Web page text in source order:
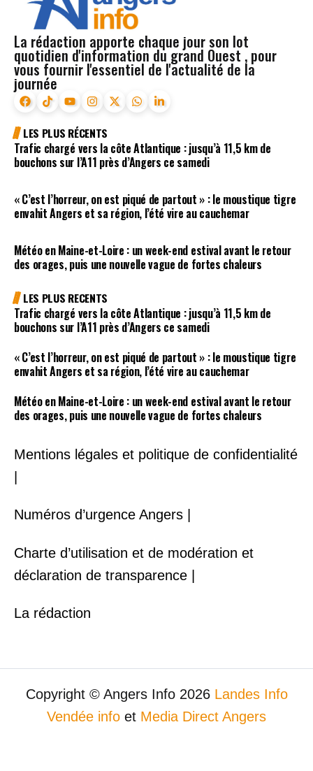
La rédaction apporte chaque jour son lot
quotidien d'information du grand Ouest , pour
vous fournir l'essentiel de l'actualité de la
journée
LES PLUS RÉCENTS
Trafic chargé vers la côte Atlantique : jusqu’à 11,5 km de
bouchons sur l’A11 près d’Angers ce samedi
« C’est l’horreur, on est piqué de partout » : le moustique tigre
envahit Angers et sa région, l’été vire au cauchemar
Météo en Maine-et-Loire : un week-end estival avant le retour
des orages, puis une nouvelle vague de fortes chaleurs
LES PLUS RECENTS
Trafic chargé vers la côte Atlantique : jusqu’à 11,5 km de
bouchons sur l’A11 près d’Angers ce samedi
« C’est l’horreur, on est piqué de partout » : le moustique tigre
envahit Angers et sa région, l’été vire au cauchemar
Météo en Maine-et-Loire : un week-end estival avant le retour
des orages, puis une nouvelle vague de fortes chaleurs
Mentions légales et politique de confidentialité
|
Numéros d’urgence Angers |
Charte d’utilisation et de modération et
déclaration de transparence |
La rédaction
Copyright © Angers Info 2026 Landes Info
Vendée info et Media Direct Angers